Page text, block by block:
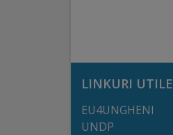
funcționare
Integritate
LINKURI UTILE
EU4UNGHENI
UNDP